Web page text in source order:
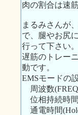
肉の割合は速
まるみさんが
で、腿やお尻
行って下さい。
遅筋のトレー
動です。
EMSモードの
周波数
位相持続時
通電時間